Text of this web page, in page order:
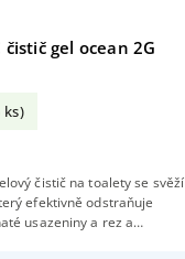
gel ocean 2G
ks)
čistič na toalety se svěží
efektivně odstraňuje
usazeniny a rez a